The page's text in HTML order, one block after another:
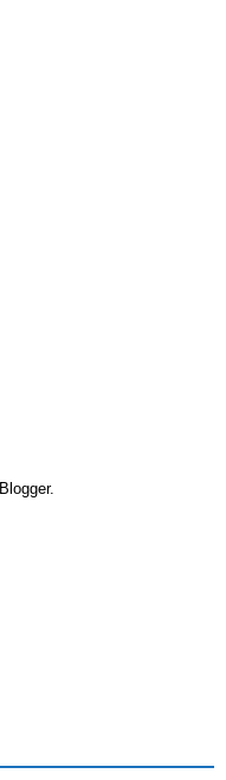
Blogger.